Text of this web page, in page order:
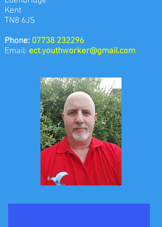
Kent
TN8 6JS
Phone: 07738 232296
Email: ect.youthworker@gmail.com